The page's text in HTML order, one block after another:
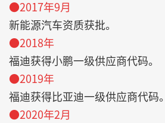
●2017年9月
新能源汽车资质获批。
●2018年
福迪获得小鹏一级供应商代码。
●2019年
福迪获得比亚迪一级供应商代码。
●2020年2月